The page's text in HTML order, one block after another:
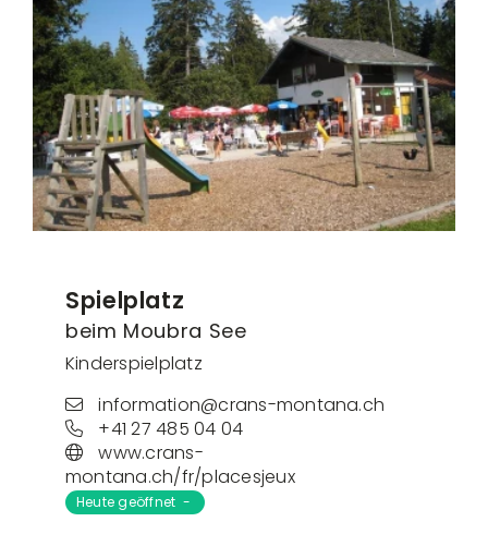
Spielplatz
beim Moubra See
Kinderspielplatz
information@crans-montana.ch
+41 27 485 04 04
www.crans-
montana.ch/fr/placesjeux
Heute geöffnet -